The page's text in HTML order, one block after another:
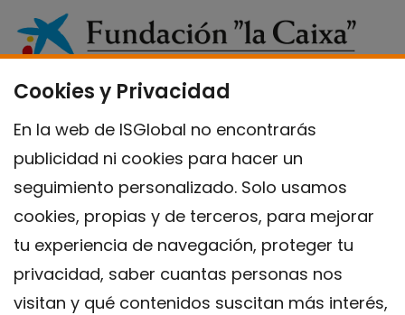
Cookies y Privacidad
En la web de ISGlobal no encontrarás
publicidad ni cookies para hacer un
seguimiento personalizado. Solo usamos
cookies, propias y de terceros, para mejorar
tu experiencia de navegación, proteger tu
privacidad, saber cuantas personas nos
visitan y qué contenidos suscitan más interés,